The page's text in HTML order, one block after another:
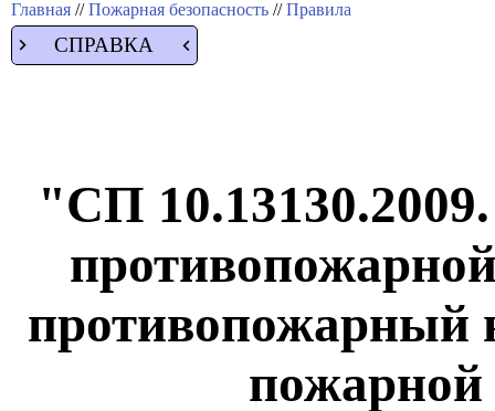
Главная //Пожарная безопасность //Правила
СПРАВКА
"СП
противопожарный
пожарной